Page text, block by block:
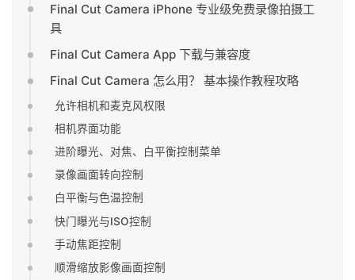
Final Cut Camera iPhone 专业级免费录像拍摄工
具
Final Cut Camera App 下载与兼容度
Final Cut Camera 怎么用？ 基本操作教程攻略
允许相机和麦克风权限
相机界面功能
进阶曝光、对焦、白平衡控制菜单
录像画面转向控制
白平衡与色温控制
快门曝光与ISO控制
手动焦距控制
顺滑缩放影像画面控制